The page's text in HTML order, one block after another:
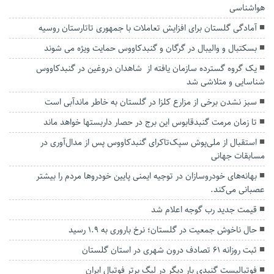
هواشناسی
آمادگی گلستان برای افزایش تعاملات با جمهوری تاتارستان روسیه
بسکتبال و والیبال در گرگان و گنبدکاووس حمایت ویژه می شوند
یک گروه گسترده سازمان یافته از شاهدان دروغین در گنبدکاووس
شناسایی و متلاشی شد
سبز نشدن برخی از مزارع کلزا در گلستان به خاطر ماندآبی است
تا زمان مرمت گنبدقابوس این برج در حصار داربستها خواهد ماند
استقبال از ملی‌پوش سپک‌تاکرای گنبدکاووس پس از مدال‌آوری در
مسابقات جهانی
بهانه‌های خودروسازان در توجیه ایمنی پایین خودروها مردم را بیشتر
عصبانی می‌کند.
قیمت جدید رب گوجه اعلام شد
حال ناخوش جمعیت در گلستان؛ نرخ باروری به ۱.۹ رسید
ثبت روزانه ۶۱ تصادف درون شهری در استان گلستان
فوتبالیست گنبدی بار دیگر در لیگ بر‌تر فوتبال ایران